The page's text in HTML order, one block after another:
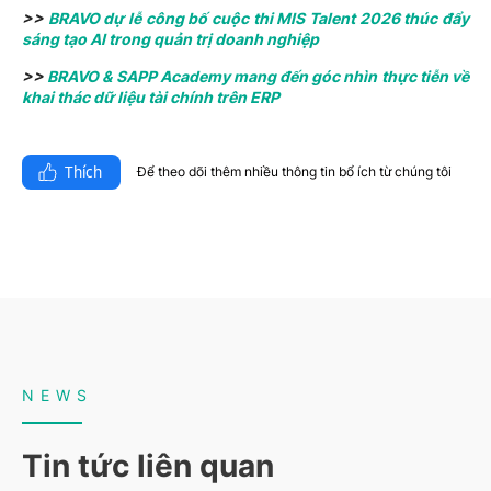
>> BRAVO dự lễ công bố cuộc thi MIS Talent 2026 thúc đẩy
sáng tạo AI trong quản trị doanh nghiệp
>> BRAVO & SAPP Academy mang đến góc nhìn thực tiễn về
khai thác dữ liệu tài chính trên ERP
Thích Để theo dõi thêm nhiều thông tin bổ ích từ chúng tôi​
NEWS
Tin tức liên quan